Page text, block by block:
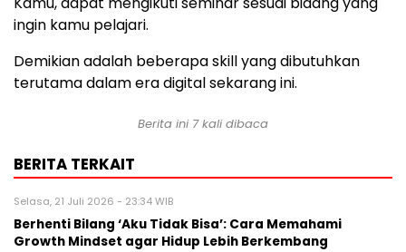
ingin kamu pelajari.
Demikian adalah beberapa skill yang dibutuhkan
terutama dalam era digital sekarang ini.
Berita ini 7 kali dibaca
BERITA TERKAIT
Selasa, 21 Juli 2026 - 23:34 WIB
Berhenti Bilang ‘Aku Tidak Bisa’: Cara Memahami
Growth Mindset agar Hidup Lebih Berkembang